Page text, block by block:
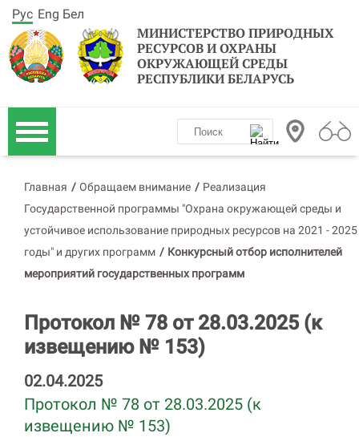
МИНИСТЕРСТВО ПРИРОДНЫХ
РЕСУРСОВ И ОХРАНЫ
ОКРУЖАЮЩЕЙ СРЕДЫ
РЕСПУБЛИКИ БЕЛАРУСЬ
Рус Eng Бел
Главная / Обращаем внимание / Реализация
Государственной программы "Охрана окружающей среды и
устойчивое использование природных ресурсов на 2021 - 2025
годы" и других программ / Конкурсный отбор исполнителей
мероприятий государственных программ
Протокол № 78 от 28.03.2025 (к
извещению № 153)
02.04.2025
Протокол № 78 от 28.03.2025 (к
извещению № 153)